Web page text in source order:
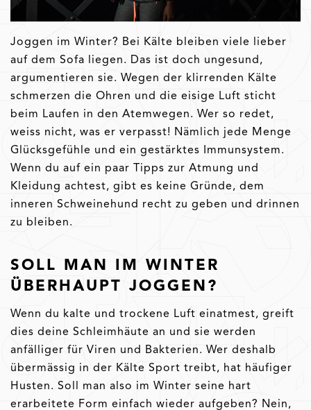
Joggen im Winter? Bei Kälte bleiben viele lieber
auf dem Sofa liegen. Das ist doch ungesund,
argumentieren sie. Wegen der klirrenden Kälte
schmerzen die Ohren und die eisige Luft sticht
beim Laufen in den Atemwegen. Wer so redet,
weiss nicht, was er verpasst! Nämlich jede Menge
Glücksgefühle und ein gestärktes Immunsystem.
Wenn du auf ein paar Tipps zur Atmung und
Kleidung achtest, gibt es keine Gründe, dem
inneren Schweinehund recht zu geben und drinnen
zu bleiben.
SOLL MAN IM WINTER
ÜBERHAUPT JOGGEN?
Wenn du kalte und trockene Luft einatmest, greift
dies deine Schleimhäute an und sie werden
anfälliger für Viren und Bakterien. Wer deshalb
übermässig in der Kälte Sport treibt, hat häufiger
Husten. Soll man also im Winter seine hart
erarbeitete Form einfach wieder aufgeben? Nein,